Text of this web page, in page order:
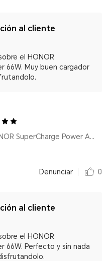
al cliente
el HONOR
66W. Muy buen cargador
Por HONOR SuperCharge Power Adapter (Max 66W) White
Denunciar 0
al cliente
el HONOR
66W. Perfecto y sin nada